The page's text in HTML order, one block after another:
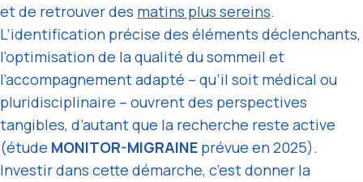
et de retrouver des matins plus sereins.
L’identification précise des éléments déclenchants,
l’optimisation de la qualité du sommeil et
l’accompagnement adapté – qu’il soit médical ou
pluridisciplinaire – ouvrent des perspectives
tangibles, d’autant que la recherche reste active
(étude MONITOR-MIGRAINE prévue en 2025).
Investir dans cette démarche, c’est donner la